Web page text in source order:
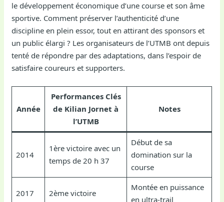
le développement économique d’une course et son âme
sportive. Comment préserver l’authenticité d’une
discipline en plein essor, tout en attirant des sponsors et
un public élargi ? Les organisateurs de l’UTMB ont depuis
tenté de répondre par des adaptations, dans l’espoir de
satisfaire coureurs et supporters.
Année
Performances Clés
de Kilian Jornet à
l’UTMB
Notes
2014
1ère victoire avec un
temps de 20 h 37
Début de sa
domination sur la
course
2017 2ème victoire
Montée en puissance
en ultra-trail